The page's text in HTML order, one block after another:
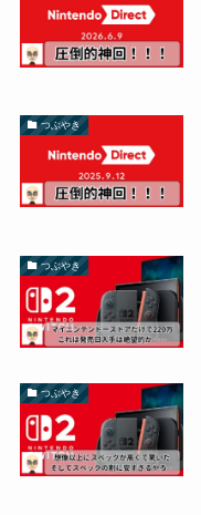
つぶやき
つぶやき
つぶやき